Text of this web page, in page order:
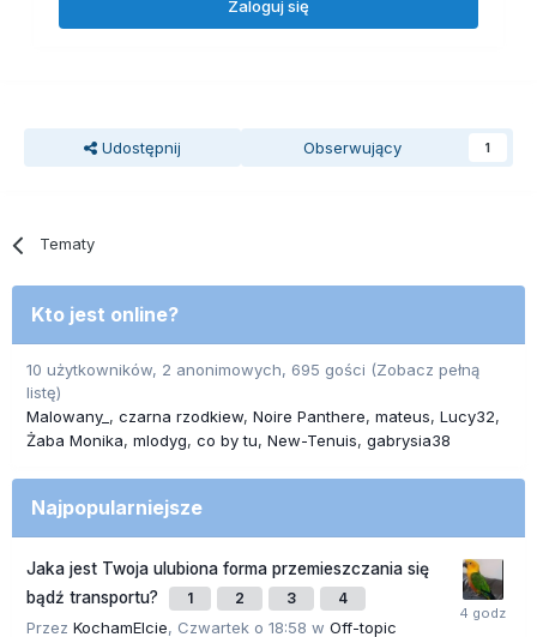
Zaloguj się
Udostępnij Obserwujący 1
Tematy
Kto jest online?
10 użytkowników, 2 anonimowych, 695 gości (Zobacz pełną
listę)
Malowany_
czarna rzodkiew Noire Panthere mateus Lucy32
Żaba Monika mlodyg co by tu New-Tenuis gabrysia38
Najpopularniejsze
Jaka jest Twoja ulubiona forma przemieszczania się
bądź transportu?
1 2 3 4
Przez KochamElcie, Czwartek o 18:58 w Off-topic